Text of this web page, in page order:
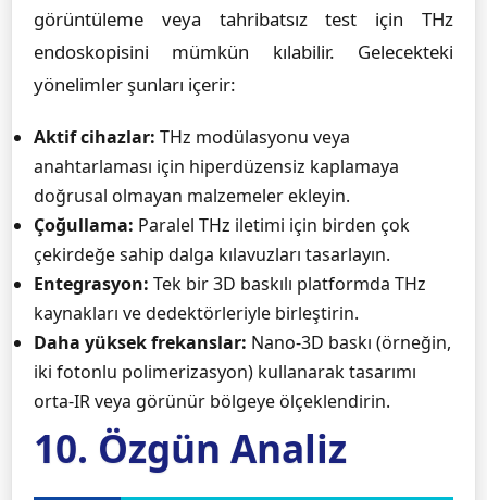
görüntüleme veya tahribatsız test için THz
endoskopisini mümkün kılabilir. Gelecekteki
yönelimler şunları içerir:
Aktif cihazlar: THz modülasyonu veya
anahtarlaması için hiperdüzensiz kaplamaya
doğrusal olmayan malzemeler ekleyin.
Çoğullama: Paralel THz iletimi için birden çok
çekirdeğe sahip dalga kılavuzları tasarlayın.
Entegrasyon: Tek bir 3D baskılı platformda THz
kaynakları ve dedektörleriyle birleştirin.
Daha yüksek frekanslar: Nano-3D baskı (örneğin,
iki fotonlu polimerizasyon) kullanarak tasarımı
orta-IR veya görünür bölgeye ölçeklendirin.
10. Özgün Analiz